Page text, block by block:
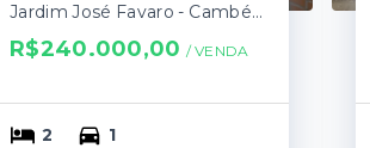
Jardim José Favaro - Cambé/PR
R$240.000,00 / VENDA
2
1